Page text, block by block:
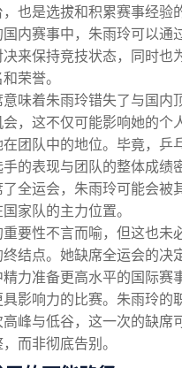
也是选拔和积累赛事经验
内赛事中，朱雨玲可以通
来保持竞技状态，同时也
荣誉。
味着朱雨玲错失了与国内
，这不仅可能影响她的个
团队中的地位。毕竟，乒
的表现与团队的整体成绩
全运会，朱雨玲可能会被
家队的主力位置。
要性不言而喻，但这也未
结点。她缺席全运会的决
力准备更高水平的国际赛
影响力的比赛。朱雨玲的
峰与低谷，这一次的缺席
而非彻底告别。